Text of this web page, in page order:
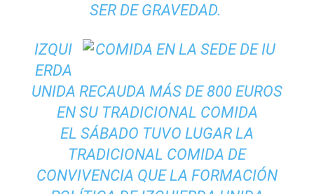
SER DE GRAVEDAD.
IZQUI
ERDA
UNIDA RECAUDA MÁS DE 800 EUROS
EN SU TRADICIONAL COMIDA
EL SÁBADO TUVO LUGAR LA
TRADICIONAL COMIDA DE
CONVIVENCIA QUE LA FORMACIÓN